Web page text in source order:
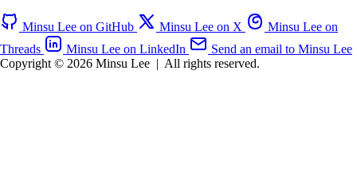
Minsu Lee on GitHub Minsu Lee on X
Minsu Lee on
Threads
Minsu Lee on LinkedIn
Send an email to Minsu Lee
Copyright © 2026 Minsu Lee | All rights reserved.